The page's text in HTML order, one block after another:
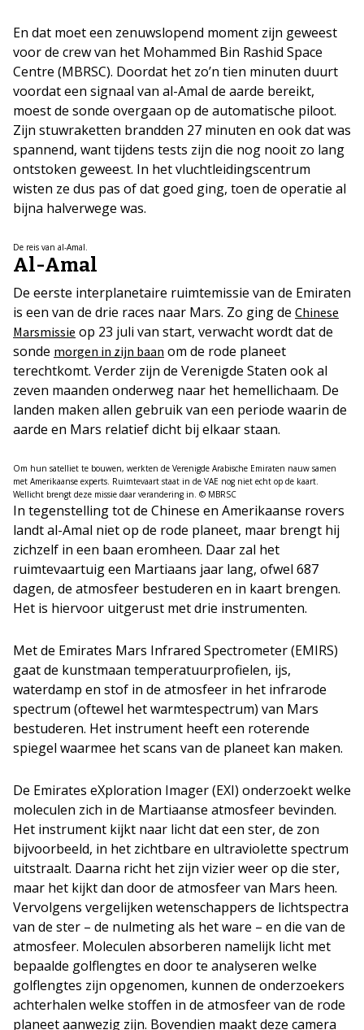
En dat moet een zenuwslopend moment zijn geweest
voor de crew van het Mohammed Bin Rashid Space
Centre (MBRSC). Doordat het zo’n tien minuten duurt
voordat een signaal van al-Amal de aarde bereikt,
moest de sonde overgaan op de automatische piloot.
Zijn stuwraketten brandden 27 minuten en ook dat was
spannend, want tijdens tests zijn die nog nooit zo lang
ontstoken geweest. In het vluchtleidingscentrum
wisten ze dus pas of dat goed ging, toen de operatie al
bijna halverwege was.
De reis van al-Amal.
Al-Amal
De eerste interplanetaire ruimtemissie van de Emiraten
is een van de drie races naar Mars. Zo ging de Chinese
Marsmissie op 23 juli van start, verwacht wordt dat de
sonde morgen in zijn baan om de rode planeet
terechtkomt. Verder zijn de Verenigde Staten ook al
zeven maanden onderweg naar het hemellichaam. De
landen maken allen gebruik van een periode waarin de
aarde en Mars relatief dicht bij elkaar staan.
Om hun satelliet te bouwen, werkten de Verenigde Arabische Emiraten nauw samen
met Amerikaanse experts. Ruimtevaart staat in de VAE nog niet echt op de kaart.
Wellicht brengt deze missie daar verandering in. © MBRSC
In tegenstelling tot de Chinese en Amerikaanse rovers
landt al-Amal niet op de rode planeet, maar brengt hij
zichzelf in een baan eromheen. Daar zal het
ruimtevaartuig een Martiaans jaar lang, ofwel 687
dagen, de atmosfeer bestuderen en in kaart brengen.
Het is hiervoor uitgerust met drie instrumenten.
Met de Emirates Mars Infrared Spectrometer (EMIRS)
gaat de kunstmaan temperatuurprofielen, ijs,
waterdamp en stof in de atmosfeer in het infrarode
spectrum (oftewel het warmtespectrum) van Mars
bestuderen. Het instrument heeft een roterende
spiegel waarmee het scans van de planeet kan maken.
De Emirates eXploration Imager (EXI) onderzoekt welke
moleculen zich in de Martiaanse atmosfeer bevinden.
Het instrument kijkt naar licht dat een ster, de zon
bijvoorbeeld, in het zichtbare en ultraviolette spectrum
uitstraalt. Daarna richt het zijn vizier weer op die ster,
maar het kijkt dan door de atmosfeer van Mars heen.
Vervolgens vergelijken wetenschappers de lichtspectra
van de ster – de nulmeting als het ware – en die van de
atmosfeer. Moleculen absorberen namelijk licht met
bepaalde golflengtes en door te analyseren welke
golflengtes zijn opgenomen, kunnen de onderzoekers
achterhalen welke stoffen in de atmosfeer van de rode
planeet aanwezig zijn. Bovendien maakt deze camera